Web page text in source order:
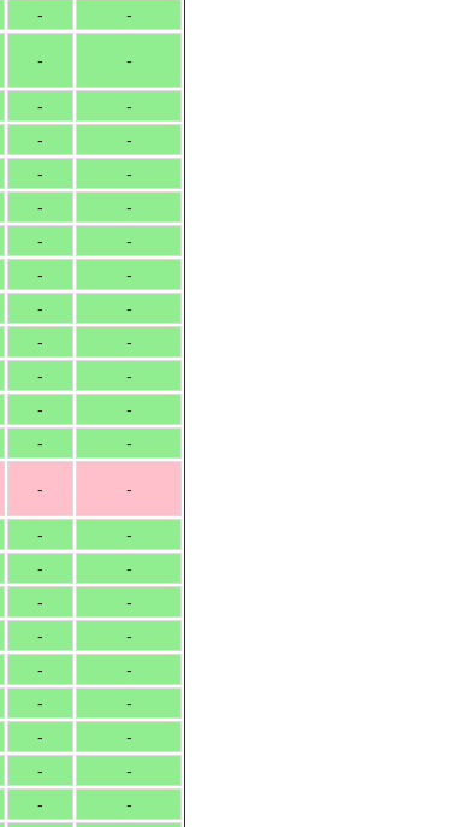
-
-
- -
-
-
-
-
-
-
-
-
-
-
-
-
-
-
-
-
-
-
-
-
-
-
- -
-
-
-
-
-
-
-
-
-
-
-
-
-
-
-
-
-
-